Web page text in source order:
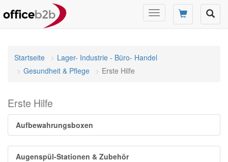
Navigation
umschalten
Startseite
Lager- Industrie - Büro- Handel
Gesundheit & Pflege
Erste Hilfe
Erste Hilfe
Aufbewahrungsboxen
Augenspül-Stationen & Zubehör